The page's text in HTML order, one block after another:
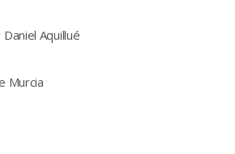
Aquillué
Murcia